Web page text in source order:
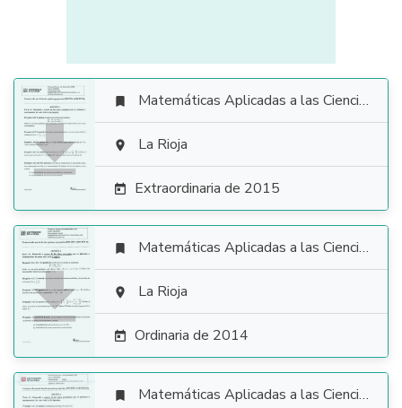

 Matemáticas Aplicadas a las Ciencias Sociales
 La Rioja
 Extraordinaria de 2015

 Matemáticas Aplicadas a las Ciencias Sociales
 La Rioja
 Ordinaria de 2014
 Matemáticas Aplicadas a las Ciencias Sociales